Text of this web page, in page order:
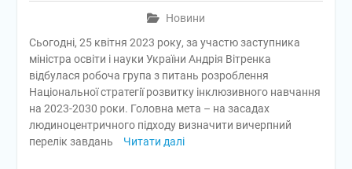
Новини
Сьогодні, 25 квітня 2023 року, за участю заступника
міністра освіти і науки України Андрія Вітренка
відбулася робоча група з питань розроблення
Національної стратегії розвитку інклюзивного навчання
на 2023-2030 роки. Головна мета – на засадах
людиноцентричного підходу визначити вичерпний
перелік завдань
Читати далі